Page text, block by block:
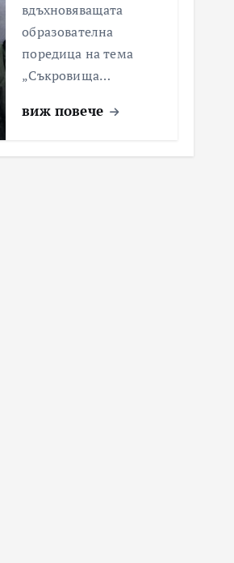
вдъхновяващата
образователна
поредица на тема
„Съкровища…
виж повече